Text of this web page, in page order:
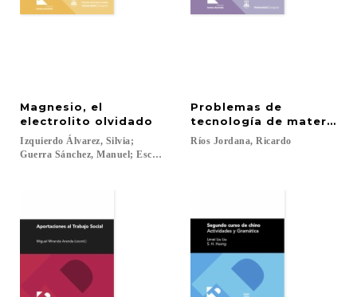
Magnesio, el
electrolito olvidado
Izquierdo Álvarez, Silvia;
Guerra Sánchez, Manuel; Escanero Marcén, Jesús F.; Soria Aznar,
Problemas de
tecnología de materiales
Ríos Jordana, Ricardo